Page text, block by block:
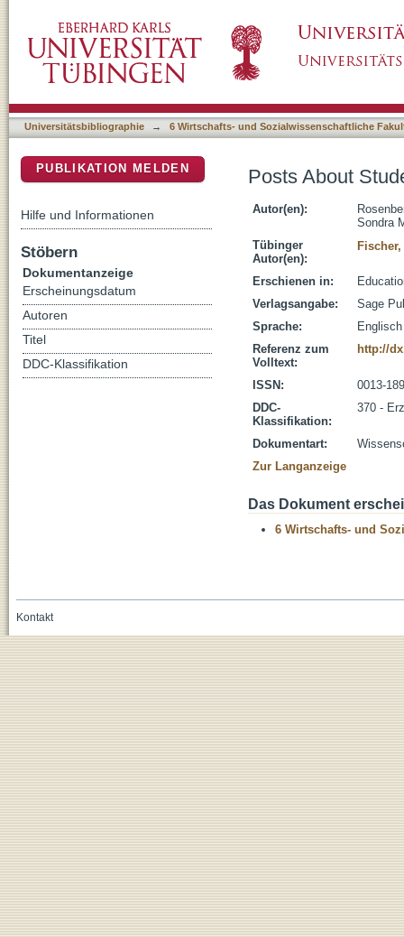
Universitätsbibliographie → 6 Wirtschafts- und Sozialwissenschaftliche
Posts About
Autor(en):
Sondra
Tübinger
Autor(en):
Erschienen in:
Verlagsangabe:
Sage
Sprache:
Englisch
Referenz zum
Volltext:
http://
ISSN:
0013-
DDC-
Klassifikation:
370 -
Dokumentart:
Zur Langanzeige
Das Dokument
6 Wirtschafts- und
PUBLIKATION MELDEN
Hilfe und Informationen
Stöbern
Dokumentanzeige
Erscheinungsdatum
Autoren
Titel
DDC-Klassifikation
Kontakt